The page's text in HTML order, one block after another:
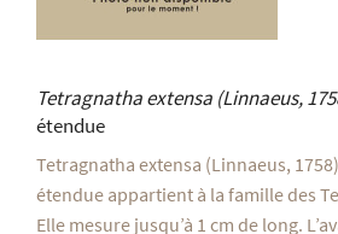
Tetragnatha extensa (Linnaeus,
étendue
Tetragnatha extensa (Linnaeus,
étendue appartient à la famille des
Elle mesure jusqu’à 1 cm de long.